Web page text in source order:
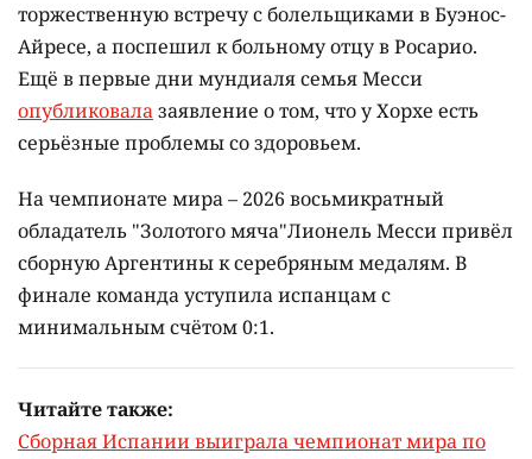
торжественную встречу с болельщиками в Буэнос-
Айресе, а поспешил к больному отцу в Росарио.
Ещё в первые дни мундиаля семья Месси
опубликовалазаявление о том, что у Хорхе есть
серьёзные проблемы со здоровьем.
На чемпионате мира – 2026 восьмикратный
обладатель "Золотого мяча"Лионель Месси привёл
сборную Аргентины к серебряным медалям. В
финале команда уступила испанцам с
минимальным счётом 0:1.
Читайте также:
Сборная Испании выиграла чемпионат мира по